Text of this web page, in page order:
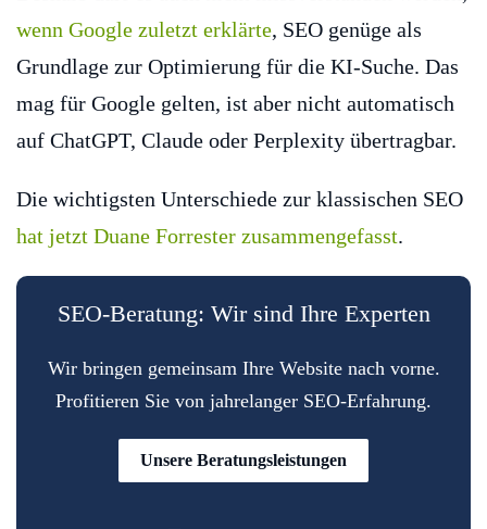
wenn Google zuletzt erklärte, SEO genüge als
Grundlage zur Optimierung für die KI-Suche. Das
mag für Google gelten, ist aber nicht automatisch
auf ChatGPT, Claude oder Perplexity übertragbar.
Die wichtigsten Unterschiede zur klassischen SEO
hat jetzt Duane Forrester zusammengefasst.
SEO-Beratung: Wir sind Ihre Experten
Wir bringen gemeinsam Ihre Website nach vorne.
Profitieren Sie von jahrelanger SEO-Erfahrung.
Unsere Beratungsleistungen